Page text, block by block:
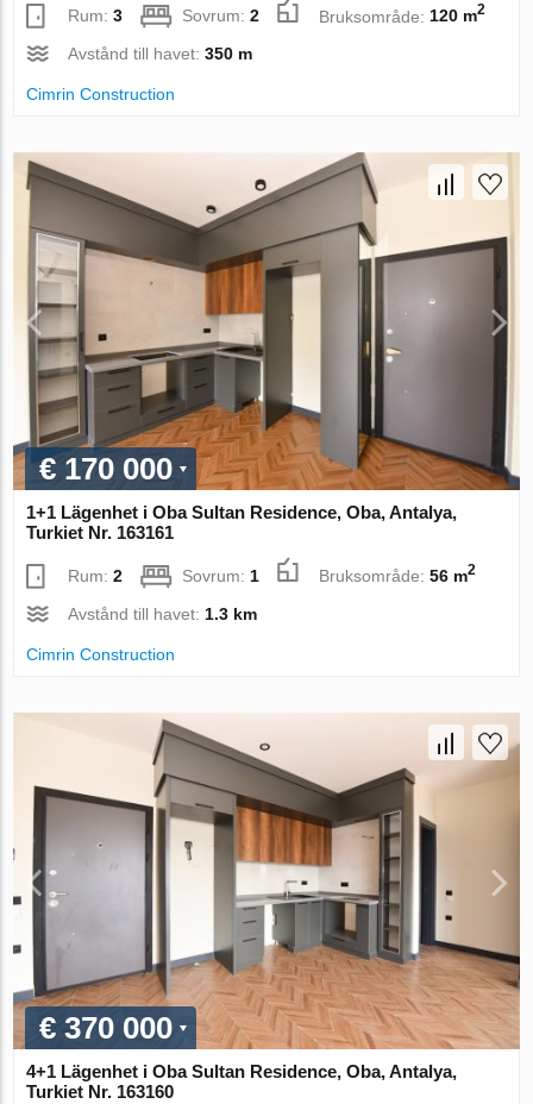
Rum:3 Sovrum:2 Bruksområde:120 m2
Avstånd till havet:350 m
Cimrin Construction
€ 170 000
1+1 Lägenhet i Oba Sultan Residence, Oba, Antalya,
Turkiet Nr. 163161
Rum:2 Sovrum: 1 Bruksområde:56 m2
Avstånd till havet: 1.3 km
Cimrin Construction
€ 370 000
4+1 Lägenhet i Oba Sultan Residence, Oba, Antalya,
Turkiet Nr. 163160